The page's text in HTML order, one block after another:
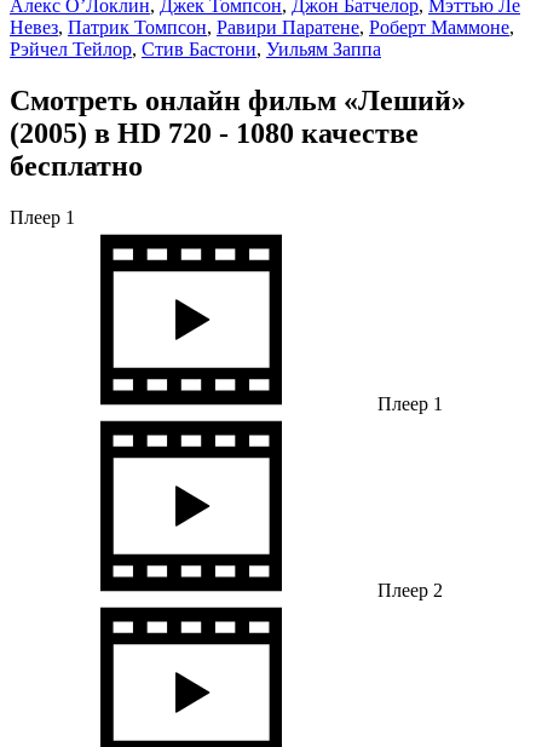
Алекс О’Локлин, Джек Томпсон, Джон Батчелор, Мэттью Ле
Невез, Патрик Томпсон, Равири Паратене, Роберт Маммоне,
Рэйчел Тейлор, Стив Бастони, Уильям Заппа
Смотреть онлайн фильм «Леший»
(2005) в HD 720 - 1080 качестве
бесплатно
Плеер 1
Плеер 1
Плеер 2